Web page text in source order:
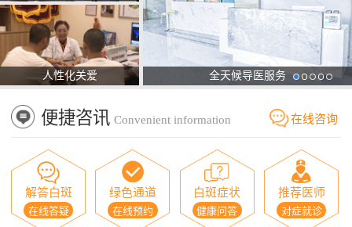
人性化关爱 全天候导医服务
便捷咨讯 Convenient information 在线咨询
解答白斑
在线答疑
绿色通道
在线预约
白斑症状
健康问答
推荐医师
对症就诊